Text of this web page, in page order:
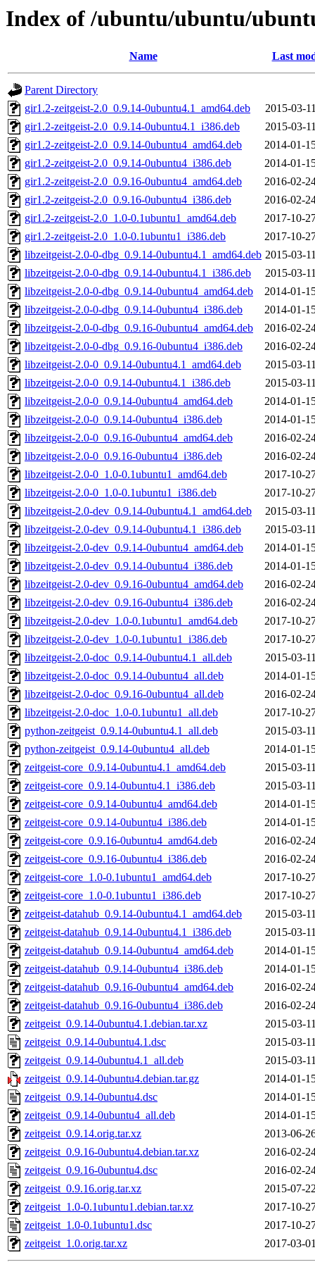
Index of /ubuntu/ubuntu/
Name Last
Parent Directory
gir1.2-zeitgeist-2.0_0.9.14-0ubuntu4.1_amd64.deb
2015-03-
gir1.2-zeitgeist-2.0_0.9.14-0ubuntu4.1_i386.deb
2015-03-
gir1.2-zeitgeist-2.0_0.9.14-0ubuntu4_amd64.deb
2014-01-
gir1.2-zeitgeist-2.0_0.9.14-0ubuntu4_i386.deb
2014-01-
gir1.2-zeitgeist-2.0_0.9.16-0ubuntu4_amd64.deb
2016-02-
gir1.2-zeitgeist-2.0_0.9.16-0ubuntu4_i386.deb
2016-02-
gir1.2-zeitgeist-2.0_1.0-0.1ubuntu1_amd64.deb
2017-10-
gir1.2-zeitgeist-2.0_1.0-0.1ubuntu1_i386.deb
2017-10-
libzeitgeist-2.0-0-dbg_0.9.14-0ubuntu4.1_amd64.deb 2015-03-
libzeitgeist-2.0-0-dbg_0.9.14-0ubuntu4.1_i386.deb
2015-03-
libzeitgeist-2.0-0-dbg_0.9.14-0ubuntu4_amd64.deb
2014-01-
libzeitgeist-2.0-0-dbg_0.9.14-0ubuntu4_i386.deb
2014-01-
libzeitgeist-2.0-0-dbg_0.9.16-0ubuntu4_amd64.deb
2016-02-
libzeitgeist-2.0-0-dbg_0.9.16-0ubuntu4_i386.deb
2016-02-
libzeitgeist-2.0-0_0.9.14-0ubuntu4.1_amd64.deb
2015-03-
libzeitgeist-2.0-0_0.9.14-0ubuntu4.1_i386.deb
2015-03-
libzeitgeist-2.0-0_0.9.14-0ubuntu4_amd64.deb
2014-01-
libzeitgeist-2.0-0_0.9.14-0ubuntu4_i386.deb
2014-01-
libzeitgeist-2.0-0_0.9.16-0ubuntu4_amd64.deb
2016-02-
libzeitgeist-2.0-0_0.9.16-0ubuntu4_i386.deb
2016-02-
libzeitgeist-2.0-0_1.0-0.1ubuntu1_amd64.deb
2017-10-
libzeitgeist-2.0-0_1.0-0.1ubuntu1_i386.deb
2017-10-
libzeitgeist-2.0-dev_0.9.14-0ubuntu4.1_amd64.deb
2015-03-
libzeitgeist-2.0-dev_0.9.14-0ubuntu4.1_i386.deb
2015-03-
libzeitgeist-2.0-dev_0.9.14-0ubuntu4_amd64.deb
2014-01-
libzeitgeist-2.0-dev_0.9.14-0ubuntu4_i386.deb
2014-01-
libzeitgeist-2.0-dev_0.9.16-0ubuntu4_amd64.deb
2016-02-
libzeitgeist-2.0-dev_0.9.16-0ubuntu4_i386.deb
2016-02-
libzeitgeist-2.0-dev_1.0-0.1ubuntu1_amd64.deb
2017-10-
libzeitgeist-2.0-dev_1.0-0.1ubuntu1_i386.deb
2017-10-
libzeitgeist-2.0-doc_0.9.14-0ubuntu4.1_all.deb
2015-03-
libzeitgeist-2.0-doc_0.9.14-0ubuntu4_all.deb
2014-01-
libzeitgeist-2.0-doc_0.9.16-0ubuntu4_all.deb
2016-02-
libzeitgeist-2.0-doc_1.0-0.1ubuntu1_all.deb
2017-10-
python-zeitgeist_0.9.14-0ubuntu4.1_all.deb
2015-03-
python-zeitgeist_0.9.14-0ubuntu4_all.deb
2014-01-
zeitgeist-core_0.9.14-0ubuntu4.1_amd64.deb
2015-03-
zeitgeist-core_0.9.14-0ubuntu4.1_i386.deb
2015-03-
zeitgeist-core_0.9.14-0ubuntu4_amd64.deb
2014-01-
zeitgeist-core_0.9.14-0ubuntu4_i386.deb
2014-01-
zeitgeist-core_0.9.16-0ubuntu4_amd64.deb
2016-02-
zeitgeist-core_0.9.16-0ubuntu4_i386.deb
2016-02-
zeitgeist-core_1.0-0.1ubuntu1_amd64.deb
2017-10-
zeitgeist-core_1.0-0.1ubuntu1_i386.deb
2017-10-
zeitgeist-datahub_0.9.14-0ubuntu4.1_amd64.deb
2015-03-
zeitgeist-datahub_0.9.14-0ubuntu4.1_i386.deb
2015-03-
zeitgeist-datahub_0.9.14-0ubuntu4_amd64.deb
2014-01-
zeitgeist-datahub_0.9.14-0ubuntu4_i386.deb
2014-01-
zeitgeist-datahub_0.9.16-0ubuntu4_amd64.deb
2016-02-
zeitgeist-datahub_0.9.16-0ubuntu4_i386.deb
2016-02-
zeitgeist_0.9.14-0ubuntu4.1.debian.tar.xz
2015-03-
zeitgeist_0.9.14-0ubuntu4.1.dsc
2015-03-
zeitgeist_0.9.14-0ubuntu4.1_all.deb
2015-03-
zeitgeist_0.9.14-0ubuntu4.debian.tar.gz
2014-01-
zeitgeist_0.9.14-0ubuntu4.dsc
2014-01-
zeitgeist_0.9.14-0ubuntu4_all.deb
2014-01-
zeitgeist_0.9.14.orig.tar.xz
2013-06-
zeitgeist_0.9.16-0ubuntu4.debian.tar.xz
2016-02-
zeitgeist_0.9.16-0ubuntu4.dsc
2016-02-
zeitgeist_0.9.16.orig.tar.xz
2015-07-
zeitgeist_1.0-0.1ubuntu1.debian.tar.xz
2017-10-
zeitgeist_1.0-0.1ubuntu1.dsc
2017-10-
zeitgeist_1.0.orig.tar.xz
2017-03-